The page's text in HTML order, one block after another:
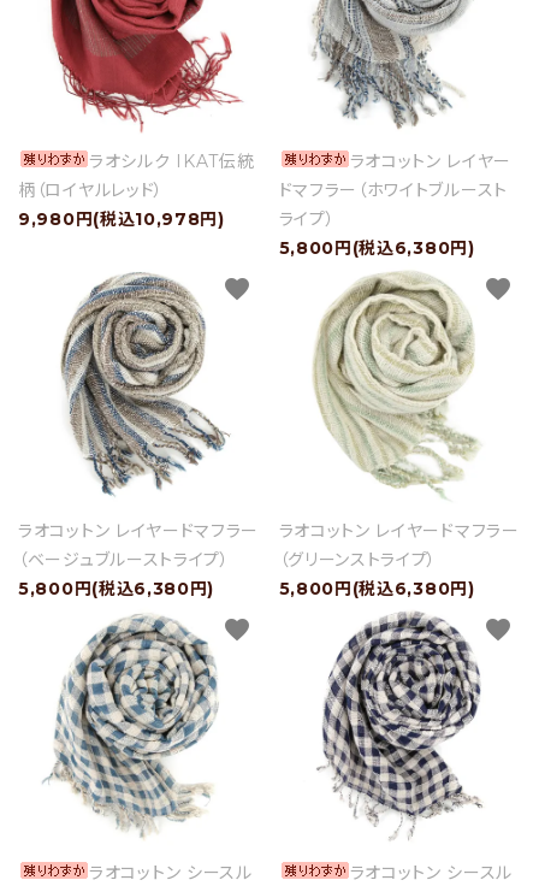
ラオシルク IKAT伝統
柄（ロイヤルレッド）
9,980円(税込10,978円)
ラオコットン レイヤー
ドマフラー（ホワイトブルースト
ライプ）
5,800円(税込6,380円)
ラオコットン レイヤードマフラー
（ベージュブルーストライプ）
5,800円(税込6,380円)
favorite
ラオコットン レイヤードマフラー
（グリーンストライプ）
5,800円(税込6,380円)
favorite
ラオコットン シースル
favorite
ラオコットン シースル
favorite